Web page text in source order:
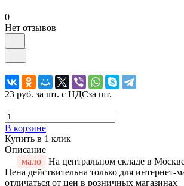
0
Нет отзывов
23 руб. за шт. с НДСза шт.
В корзине
Купить в 1 клик
Описание
мало
На центральном складе в
Цена действительна только для интернет-
отличаться от цен в розничных магазинах